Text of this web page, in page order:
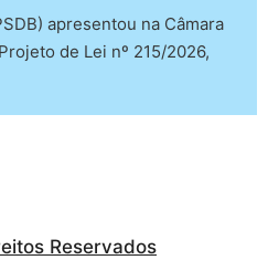
apresentou na Câmara
de Lei nº 215/2026,
Reservados